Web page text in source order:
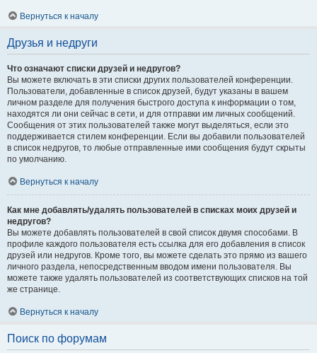
Вернуться к началу
Друзья и недруги
Что означают списки друзей и недругов?
Вы можете включать в эти списки других пользователей конференции.
Пользователи, добавленные в список друзей, будут указаны в вашем
личном разделе для получения быстрого доступа к информации о том,
находятся ли они сейчас в сети, и для отправки им личных сообщений.
Сообщения от этих пользователей также могут выделяться, если это
поддерживается стилем конференции. Если вы добавили пользователей
в список недругов, то любые отправленные ими сообщения будут скрыты
по умолчанию.
Вернуться к началу
Как мне добавлять/удалять пользователей в списках моих друзей и
недругов?
Вы можете добавлять пользователей в свой список двумя способами. В
профиле каждого пользователя есть ссылка для его добавления в список
друзей или недругов. Кроме того, вы можете сделать это прямо из вашего
личного раздела, непосредственным вводом имени пользователя. Вы
можете также удалять пользователей из соответствующих списков на той
же странице.
Вернуться к началу
Поиск по форумам